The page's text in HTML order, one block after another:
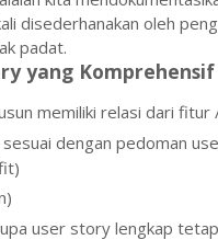
disederhanakan oleh
padat.
yang Komprehensif
memiliki relasi dari
dengan pedoman
user story lengkap